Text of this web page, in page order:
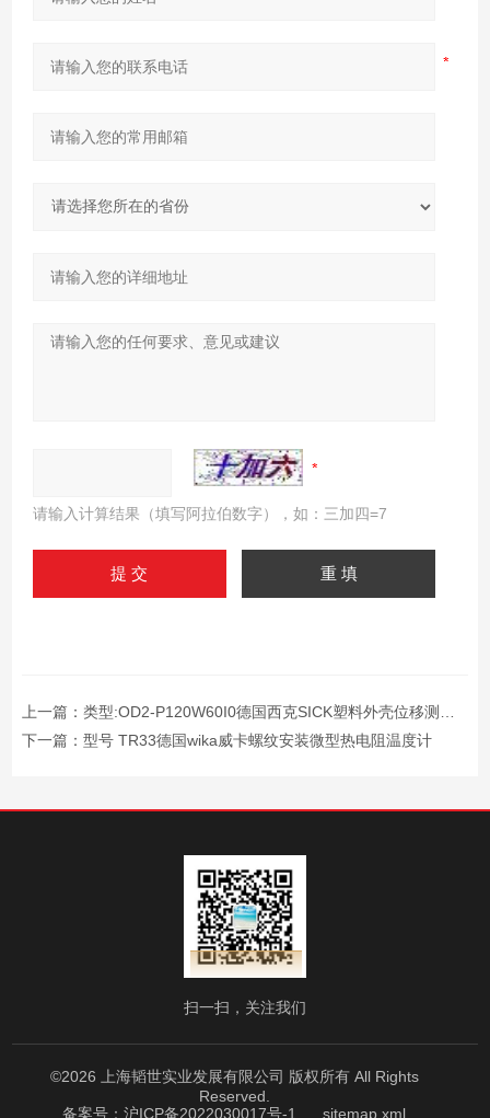
请输入计算结果（填写阿拉伯数字），如：三加四=7
上一篇： 类型:OD2-P120W60I0德国西克SICK塑料外壳位移测量传感器
下一篇： 型号 TR33德国wika威卡螺纹安装微型热电阻温度计
扫一扫，关注我们
©2026 上海韬世实业发展有限公司 版权所有 All Rights
Reserved.
备案号：沪ICP备2022030017号-1
sitemap.xml